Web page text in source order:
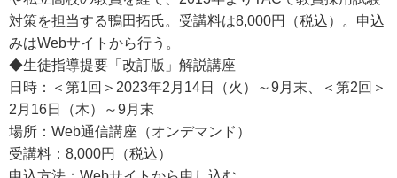
対策を担当する鴨田拓氏。受講料は8,000円（税込）。申込
みはWebサイトから行う。
◆生徒指導提要「改訂版」解説講座
日時：＜第1回＞2023年2月14日（火）～9月末、＜第2回＞
2月16日（木）～9月末
場所：Web通信講座（オンデマンド）
受講料：8,000円（税込）